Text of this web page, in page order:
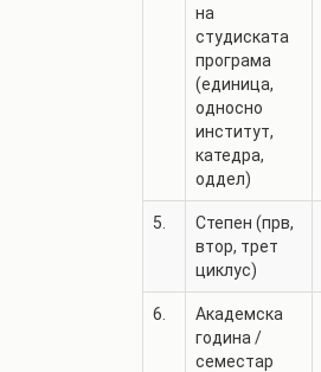
на
студиската
програма
(единица,
односно
институт,
катедра,
оддел)
5.
Степен (прв,
втор, трет
циклус)
6.
Академска
година /
семестар